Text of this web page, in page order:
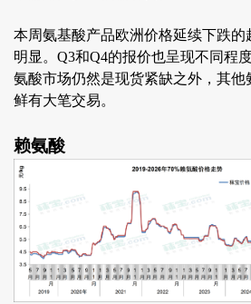
本周氨基酸产品欧洲价格延续下跌
明显。Q3和Q4的报价也呈现不同程
氨酸市场仍然是现货紧缺之外，其他
鲜有大笔交易。
赖氨酸